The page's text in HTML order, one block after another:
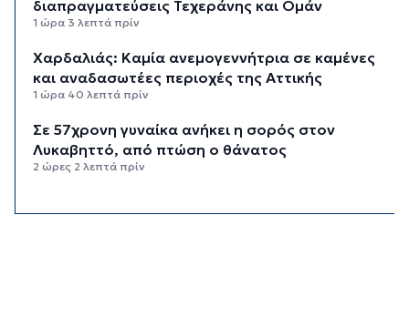
διαπραγματεύσεις Τεχεράνης και Ομάν
1 ώρα 3 λεπτά πρίν
Χαρδαλιάς: Καμία ανεμογεννήτρια σε καμένες
και αναδασωτέες περιοχές της Αττικής
1 ώρα 40 λεπτά πρίν
Σε 57χρονη γυναίκα ανήκει η σορός στον
Λυκαβηττό, από πτώση ο θάνατος
2 ώρες 2 λεπτά πρίν